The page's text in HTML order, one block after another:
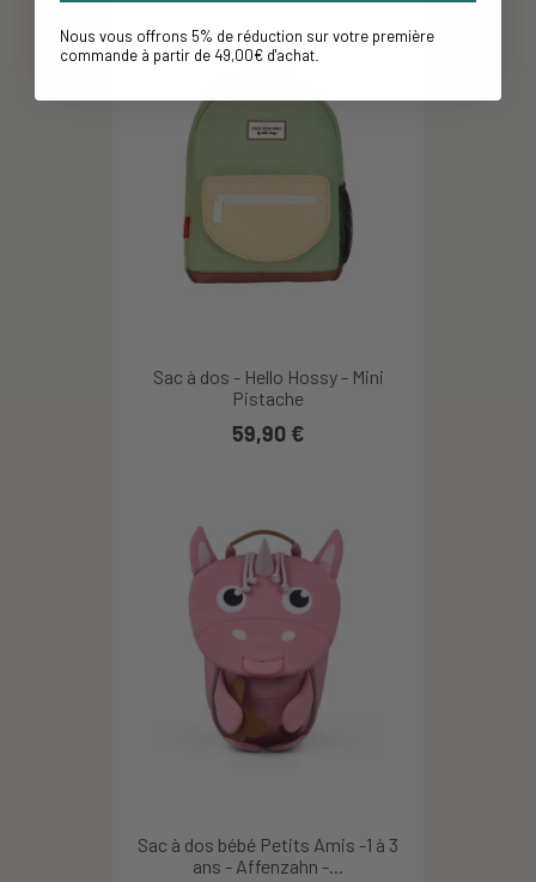
Sac à dos - Hello Hossy - Mini
Pistache
59,90 €
Sac à dos bébé Petits Amis -1 à 3
ans - Affenzahn -...
Nous vous offrons 5% de réduction sur votre première
commande à partir de 49,00€ d'achat.